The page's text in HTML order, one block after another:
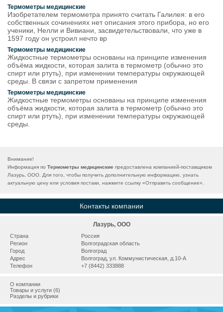
Термометры медицинские
Изобретателем термометра принято считать Галилея: в его
собственных сочинениях нет описания этого прибора, но его
ученики, Нелли и Вивиани, засвидетельствовали, что уже в
1597 году он устроил нечто вр
Термометры медицинские
Жидкостные термометры основаны на принципе изменения
объёма жидкости, которая залита в термометр (обычно это
спирт или ртуть), при изменении температуры окружающей
среды. В связи с запретом применения
Термометры медицинские
Жидкостные термометры основаны на принципе изменения
объёма жидкости, которая залита в термометр (обычно это
спирт или ртуть), при изменении температуры окружающей
среды.
Внимание!
Информация по Термометры медицинские предоставлена компанией-поставщиком
Лазурь, ООО. Для того, чтобы получить дополнительную информацию, узнать
актуальную цену или условия постаки, нажмите ссылку «Отправить сообщение».
Контакты компании
Лазурь, ООО
Страна
Россия
Регион
Волгоградская область
Город
Волгоград
Адрес
Волгоград, ул. Коммунистическая, д.10-А
Телефон
+7 (8442) 333888
О компании
Товары и услуги (6)
Разделы и рубрики